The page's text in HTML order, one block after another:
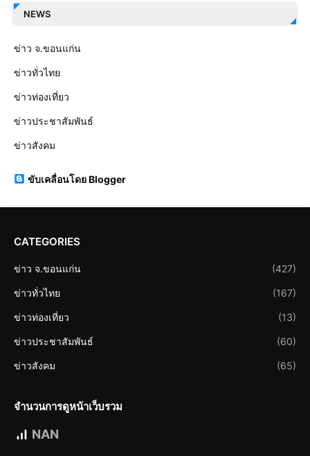
NEWS
ข่าว จ.ขอนแก่น
ข่าวทั่วไทย
ข่าวท่องเที่ยว
ข่าวประชาสัมพันธ์
ข่าวสังคม
ขับเคลื่อนโดย Blogger
CATEGORIES
ข่าว จ.ขอนแก่น (427)
ข่าวทั่วไทย (167)
ข่าวท่องเที่ยว (13)
ข่าวประชาสัมพันธ์ (60)
ข่าวสังคม (65)
จำนวนการดูหน้าเว็บรวม
NAN